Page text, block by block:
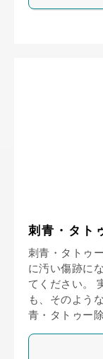
刺青・タト
刺青・タトゥ
に汚い傷跡に
てください。
も、そのよう
青・タトゥー